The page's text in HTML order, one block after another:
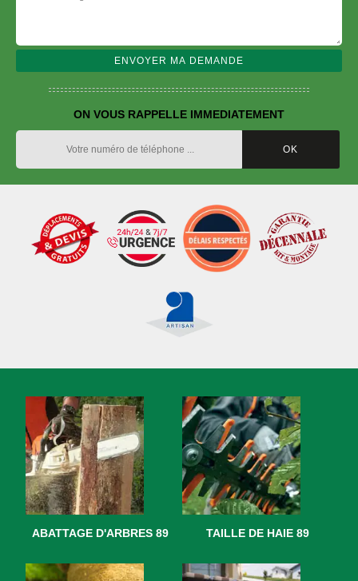
ON VOUS RAPPELLE IMMEDIATEMENT
ABATTAGE D'ARBRES 89 TAILLE DE HAIE 89